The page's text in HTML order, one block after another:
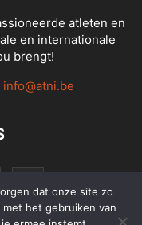
atleten en
en internationale
brengt!
info@atni.be
dat onze site zo
het gebruiken van